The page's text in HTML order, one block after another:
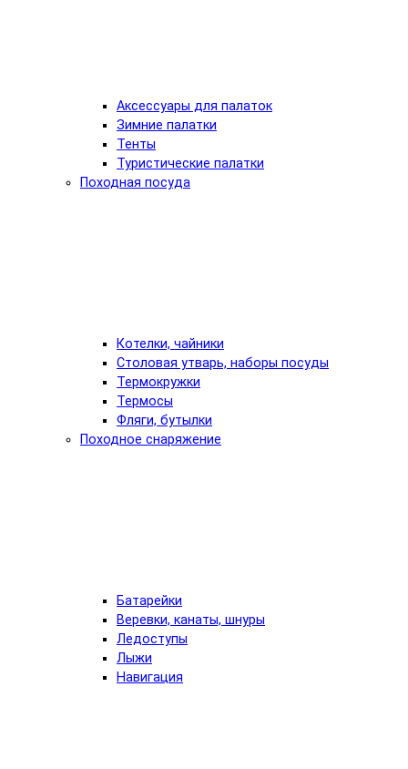
Аксессуары для палаток
Зимние палатки
Тенты
Туристические палатки
Походная посуда
Котелки, чайники
Столовая утварь, наборы посуды
Термокружки
Термосы
Фляги, бутылки
Походное снаряжение
Батарейки
Веревки, канаты, шнуры
Ледоступы
Лыжи
Навигация